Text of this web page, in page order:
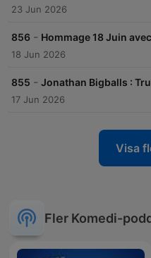
23 Jun 2026
856 - Hommage 18 Juin
18 Jun 2026
855 - Jonathan Bigballs :
17 Jun 2026
Visa
Fler Komedi-